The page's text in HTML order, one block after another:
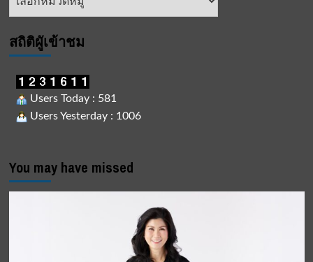
สถิติผูัเข้าชม
Users Today : 581
Users Yesterday : 1006
You may have missed